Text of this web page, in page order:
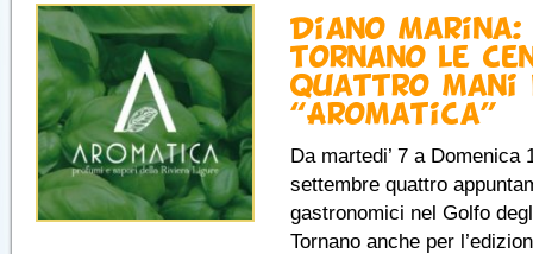
Diano Marina:
tornano le
quattro mani
“Aromatica”
Da martedi’ 7 a Domenica
settembre quattro
gastronomici nel Golfo
Tornano anche per